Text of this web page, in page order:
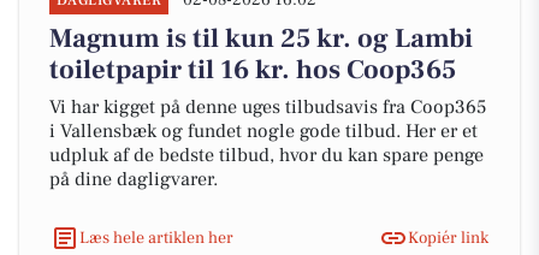
Magnum is til kun 25 kr. og Lambi
toiletpapir til 16 kr. hos Coop365
Vi har kigget på denne uges tilbudsavis fra Coop365
i Vallensbæk og fundet nogle gode tilbud. Her er et
udpluk af de bedste tilbud, hvor du kan spare penge
på dine dagligvarer.
Læs hele artiklen her Kopiér link